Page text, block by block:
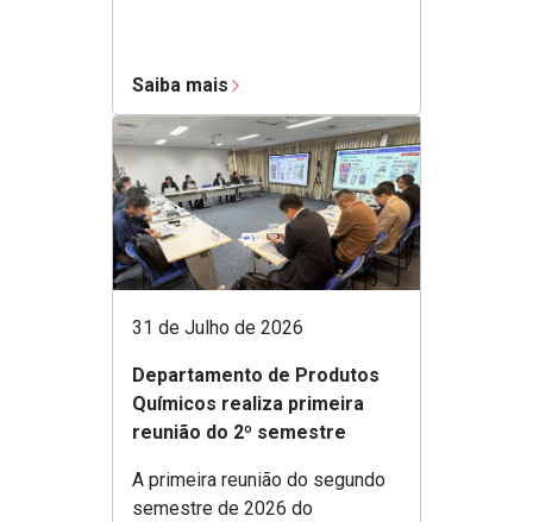
Saiba mais
31 de Julho de 2026
Departamento de Produtos
Químicos realiza primeira
reunião do 2º semestre
A primeira reunião do segundo
semestre de 2026 do